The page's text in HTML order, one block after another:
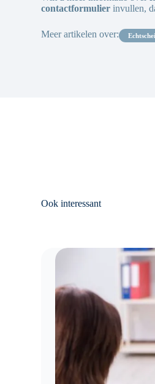
contactformulier invullen,
Meer artikelen over:
Ook interessant